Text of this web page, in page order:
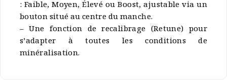
: Faible, Moyen, Élevé ou Boost, ajustable via un
bouton situé au centre du manche.
– Une fonction de recalibrage (Retune) pour
s’adapter à toutes les conditions de
minéralisation.